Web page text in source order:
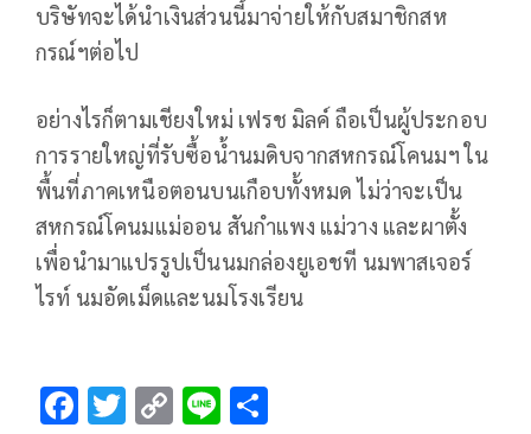
บริษัทจะได้นำเงินส่วนนี้มาจ่ายให้กับสมาชิกสห
กรณ์ฯต่อไป
อย่างไรก็ตามเชียงใหม่ เฟรช มิลค์ ถือเป็นผู้ประกอบ
การรายใหญ่ที่รับซื้อน้ำนมดิบจากสหกรณ์โคนมฯ ใน
พื้นที่ภาคเหนือตอนบนเกือบทั้งหมด ไม่ว่าจะเป็น
สหกรณ์โคนมแม่ออน สันกำแพง แม่วาง และผาตั้ง
เพื่อนำมาแปรรูปเป็นนมกล่องยูเอชที นมพาสเจอร์
ไรท์ นมอัดเม็ดและนมโรงเรียน
F T C Li